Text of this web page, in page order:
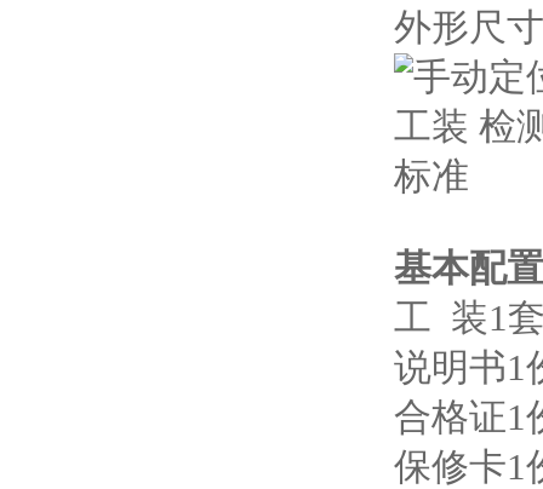
外形尺
基本配
工 装1
说明书1
合格证1
保修卡1